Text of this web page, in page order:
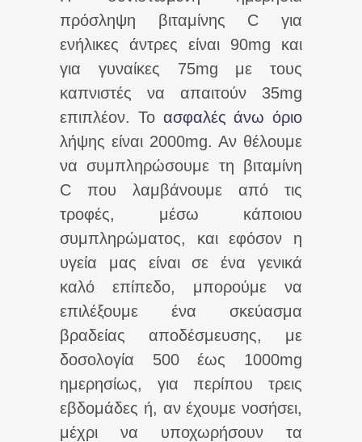
πρόσληψη βιταμίνης C για
ενήλικες άντρες είναι 90mg και
για γυναίκες 75mg με τους
καπνιστές να απαιτούν 35mg
επιπλέον. Το ασφαλές άνω όριο
λήψης είναι 2000mg. Αν θέλουμε
να συμπληρώσουμε τη βιταμίνη
C που λαμβάνουμε από τις
τροφές, μέσω κάποιου
συμπληρώματος, και εφόσον η
υγεία μας είναι σε ένα γενικά
καλό επίπεδο, μπορούμε να
επιλέξουμε ένα σκεύασμα
βραδείας αποδέσμευσης, με
δοσολογία 500 έως 1000mg
ημερησίως, για περίπου τρεις
εβδομάδες ή, αν έχουμε νοσήσει,
μέχρι να υποχωρήσουν τα